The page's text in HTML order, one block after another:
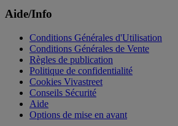
Aide/Info
Conditions Générales d'Utilisation
Conditions Générales de Vente
Règles de publication
Politique de confidentialité
Cookies Vivastreet
Conseils Sécurité
Aide
Options de mise en avant